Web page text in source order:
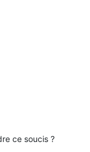
ce soucis ?